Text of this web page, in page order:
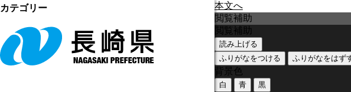
本文へ
閲覧補助
閲覧補助
読み上げる
ふりがなをつける
ふりがなをはず
背景色
白 青 黒
カテゴリー